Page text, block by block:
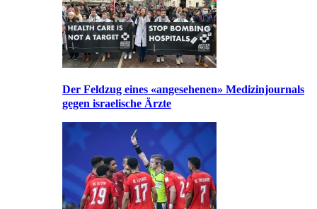
Der Feldzug eines «angesehenen» Medizinjournals
gegen israelische Ärzte